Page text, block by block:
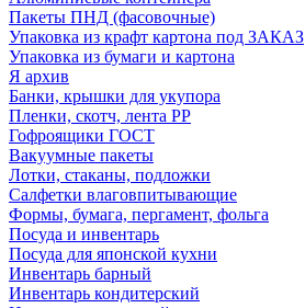
Пакеты ПНД (фасовочные)
Упаковка из крафт картона под ЗАКАЗ
Упаковка из бумаги и картона
Я архив
Банки, крышки для укупора
Пленки, скотч, лента РР
Гофроящики ГОСТ
Вакуумные пакеты
Лотки, стаканы, подложки
Салфетки влаговпитывающие
Формы, бумага, пергамент, фольга
Посуда и инвентарь
Посуда для японской кухни
Инвентарь барный
Инвентарь кондитерский